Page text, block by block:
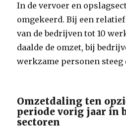
In de vervoer en
omgekeerd. Bij een
van de bedrijven tot 10
daalde de omzet, bij
werkzame personen steeg
Omzetdaling ten
periode vorig jaar in
sectoren